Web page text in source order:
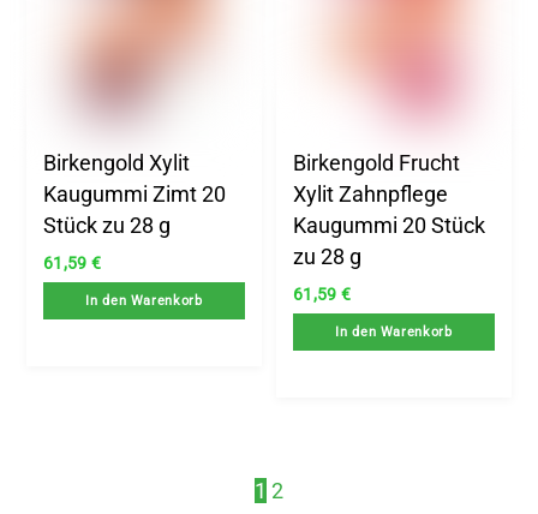
Birkengold Xylit
Kaugummi Zimt 20
Stück zu 28 g
61,59 €
In den Warenkorb
Birkengold Frucht
Xylit Zahnpflege
Kaugummi 20 Stück
zu 28 g
61,59 €
In den Warenkorb
1 2